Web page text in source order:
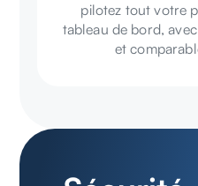
pilotez tout votre
tableau de bord,
et